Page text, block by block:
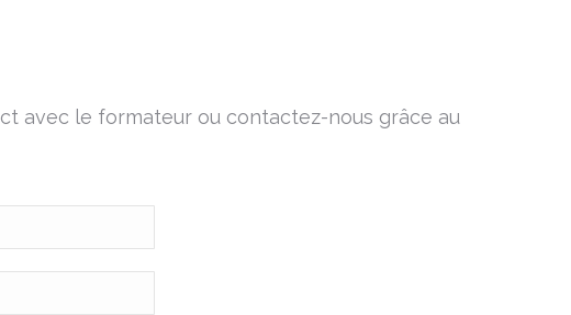
avec le formateur ou contactez-nous grâce au